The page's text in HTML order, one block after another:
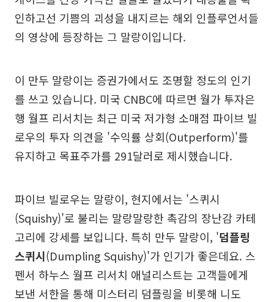
인하고선 기쁨의 괴성을 내지르는 해외 인플루언서들
의 영상에 등장하는 그 말랑이입니다.
이 만두 말랑이는 증권가에서도 조명할 정도의 인기
를 쓰고 있습니다. 미국 CNBC에 따르면 월가 투자은
행 월프 리서치는 최근 미국 저가형 소매점 파이브 빌
로우의 투자 의견을 '수익률 상회(Outperform)'를
유지하고 목표주가를 291달러로 제시했습니다.
파이브 빌로우는 말랑이, 현지에서는 '스퀴시
(Squishy)'로 불리는 말랑말랑한 촉감의 장난감 카테
고리에 강세를 보입니다. 특히 만두 말랑이, '덤플링
스퀴시(Dumpling Squishy)'가 인기가 좋은데요. 스
펜서 하누스 월프 리서치 애널리스트는 고객들에게
보낸 서한을 통해 미스터리 덤플링을 비롯해 니도